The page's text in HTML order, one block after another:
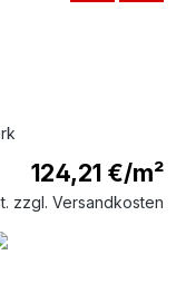
124,21 €/m²
zzgl. Versandkosten